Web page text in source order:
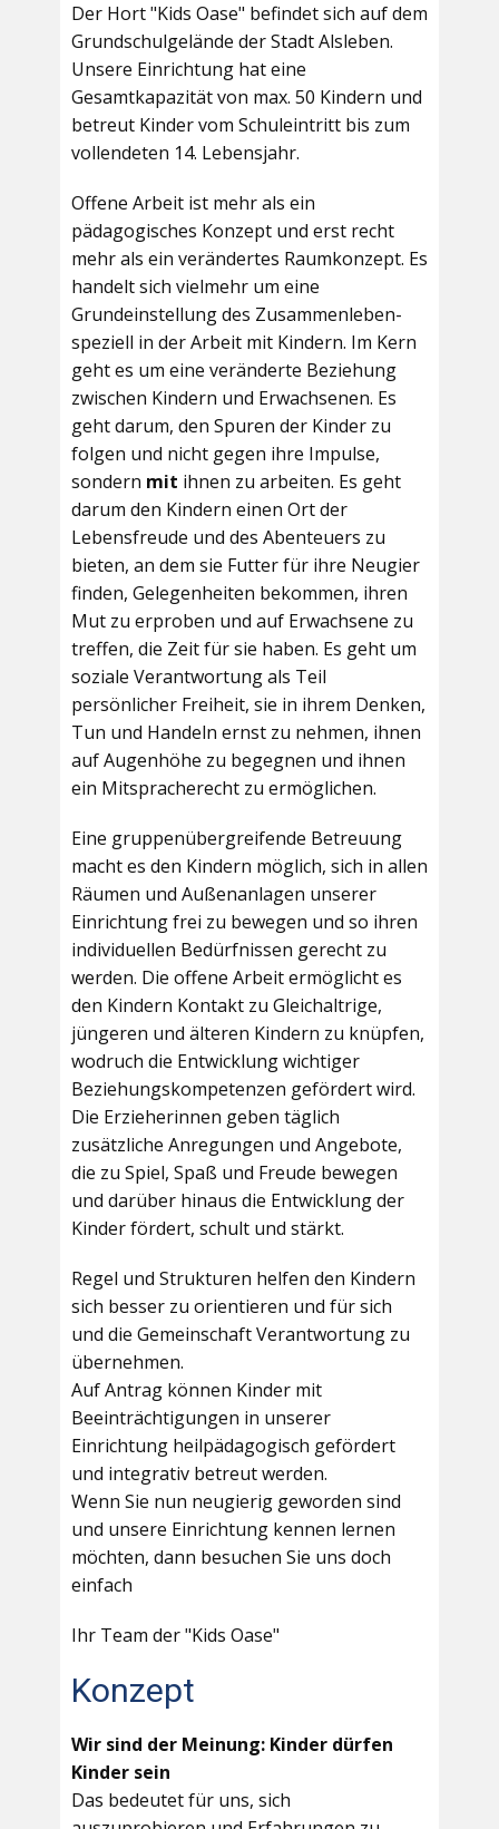
Der Hort "Kids Oase" befindet sich auf dem
Grundschulgelände der Stadt Alsleben.
Unsere Einrichtung hat eine
Gesamtkapazität von max. 50 Kindern und
betreut Kinder vom Schuleintritt bis zum
vollendeten 14. Lebensjahr.
Offene Arbeit ist mehr als ein
pädagogisches Konzept und erst recht
mehr als ein verändertes Raumkonzept. Es
handelt sich vielmehr um eine
Grundeinstellung des Zusammenleben-
speziell in der Arbeit mit Kindern. Im Kern
geht es um eine veränderte Beziehung
zwischen Kindern und Erwachsenen. Es
geht darum, den Spuren der Kinder zu
folgen und nicht gegen ihre Impulse,
sondern mit ihnen zu arbeiten. Es geht
darum den Kindern einen Ort der
Lebensfreude und des Abenteuers zu
bieten, an dem sie Futter für ihre Neugier
finden, Gelegenheiten bekommen, ihren
Mut zu erproben und auf Erwachsene zu
treffen, die Zeit für sie haben. Es geht um
soziale Verantwortung als Teil
persönlicher Freiheit, sie in ihrem Denken,
Tun und Handeln ernst zu nehmen, ihnen
auf Augenhöhe zu begegnen und ihnen
ein Mitspracherecht zu ermöglichen.
Eine gruppenübergreifende Betreuung
macht es den Kindern möglich, sich in allen
Räumen und Außenanlagen unserer
Einrichtung frei zu bewegen und so ihren
individuellen Bedürfnissen gerecht zu
werden. Die offene Arbeit ermöglicht es
den Kindern Kontakt zu Gleichaltrige,
jüngeren und älteren Kindern zu knüpfen,
wodruch die Entwicklung wichtiger
Beziehungskompetenzen gefördert wird.
Die Erzieherinnen geben täglich
zusätzliche Anregungen und Angebote,
die zu Spiel, Spaß und Freude bewegen
und darüber hinaus die Entwicklung der
Kinder fördert, schult und stärkt.
Regel und Strukturen helfen den Kindern
sich besser zu orientieren und für sich
und die Gemeinschaft Verantwortung zu
übernehmen.
Auf Antrag können Kinder mit
Beeinträchtigungen in unserer
Einrichtung heilpädagogisch gefördert
und integrativ betreut werden.
Wenn Sie nun neugierig geworden sind
und unsere Einrichtung kennen lernen
möchten, dann besuchen Sie uns doch
einfach
Ihr Team der "Kids Oase"
Konzept
Wir sind der Meinung: Kinder dürfen
Kinder sein
Das bedeutet für uns, sich